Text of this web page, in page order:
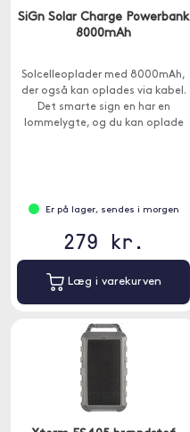
SiGn Solar Charge Powerbank
8000mAh
Solcelleoplader med 8000mAh,
der også kan oplades via kabel.
Det smarte sign en har en
lommelygte, og du kan oplade
Er på lager, sendes i morgen
279 kr.
Læg i varekurven